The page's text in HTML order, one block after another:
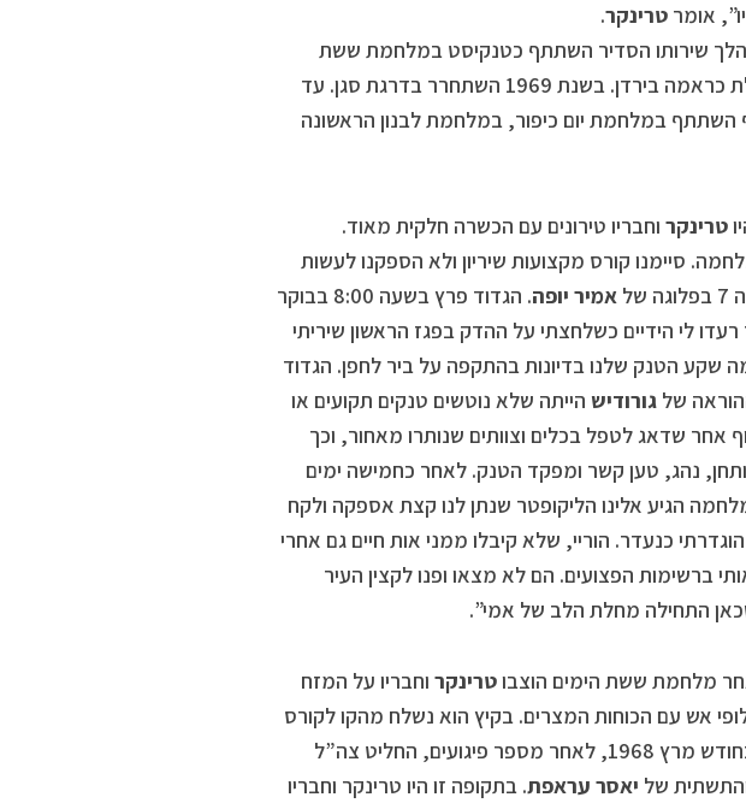
אומר טרינקר.
לשיריון במחזור נובמבר 1966, ובמהלך שירותו הסדיר השתתף כטנקיסט במלחמת ששת
הימים, במלחמת ההתשה בתעלת סואץ ובפעולת כראמה בירדן. בשנת 1969 השתחרר בדרגת סגן. עד
בגיל 48 בדרגת סגן אלוף השתתף במלחמת יום כיפור, במלחמת לבנון הראשונה
טרינקרוחבריו טירונים עם הכשרה חלקית מאוד.
סיימנו קורס מקצועות שיריון ולא הספקנו לעשות
אמיר יופה
. הגדוד פרץ בשעה 8:00 בבוקר
רעדו לי הידיים כשלחצתי על ההדק בפגז הראשון שיריתי
הטנק שלנו בדיונות בהתקפה על ביר לחפן. הגדוד
של גורודיש הייתה שלא נוטשים טנקים תקועים או
אחר שדאג לטפל בכלים וצוותים שנותרו מאחור, וכך
נהג, טען קשר ומפקד הטנק. לאחר כחמישה ימים
הגיע אלינו הליקופטר שנתן לנו קצת אספקה ולקח
כנעדר. הוריי, שלא קיבלו ממני אות חיים גם אחרי
ברשימות הפצועים. הם לא מצאו ופנו לקצין העיר
התחילה מחלת הלב של אמי”.
מלחמת ששת הימים הוצבוטרינקרוחבריו על המזח
אש עם הכוחות המצרים. בקיץ הוא נשלח מהקו לקורס
מפקדי טנקים שלאחריו המשיך לקורס קצינים. בחודש מרץ 1968, לאחר מספר פיגועים, החליט צה”ל
של יאסר עראפת. בתקופה זו היו טרינקר וחבריו